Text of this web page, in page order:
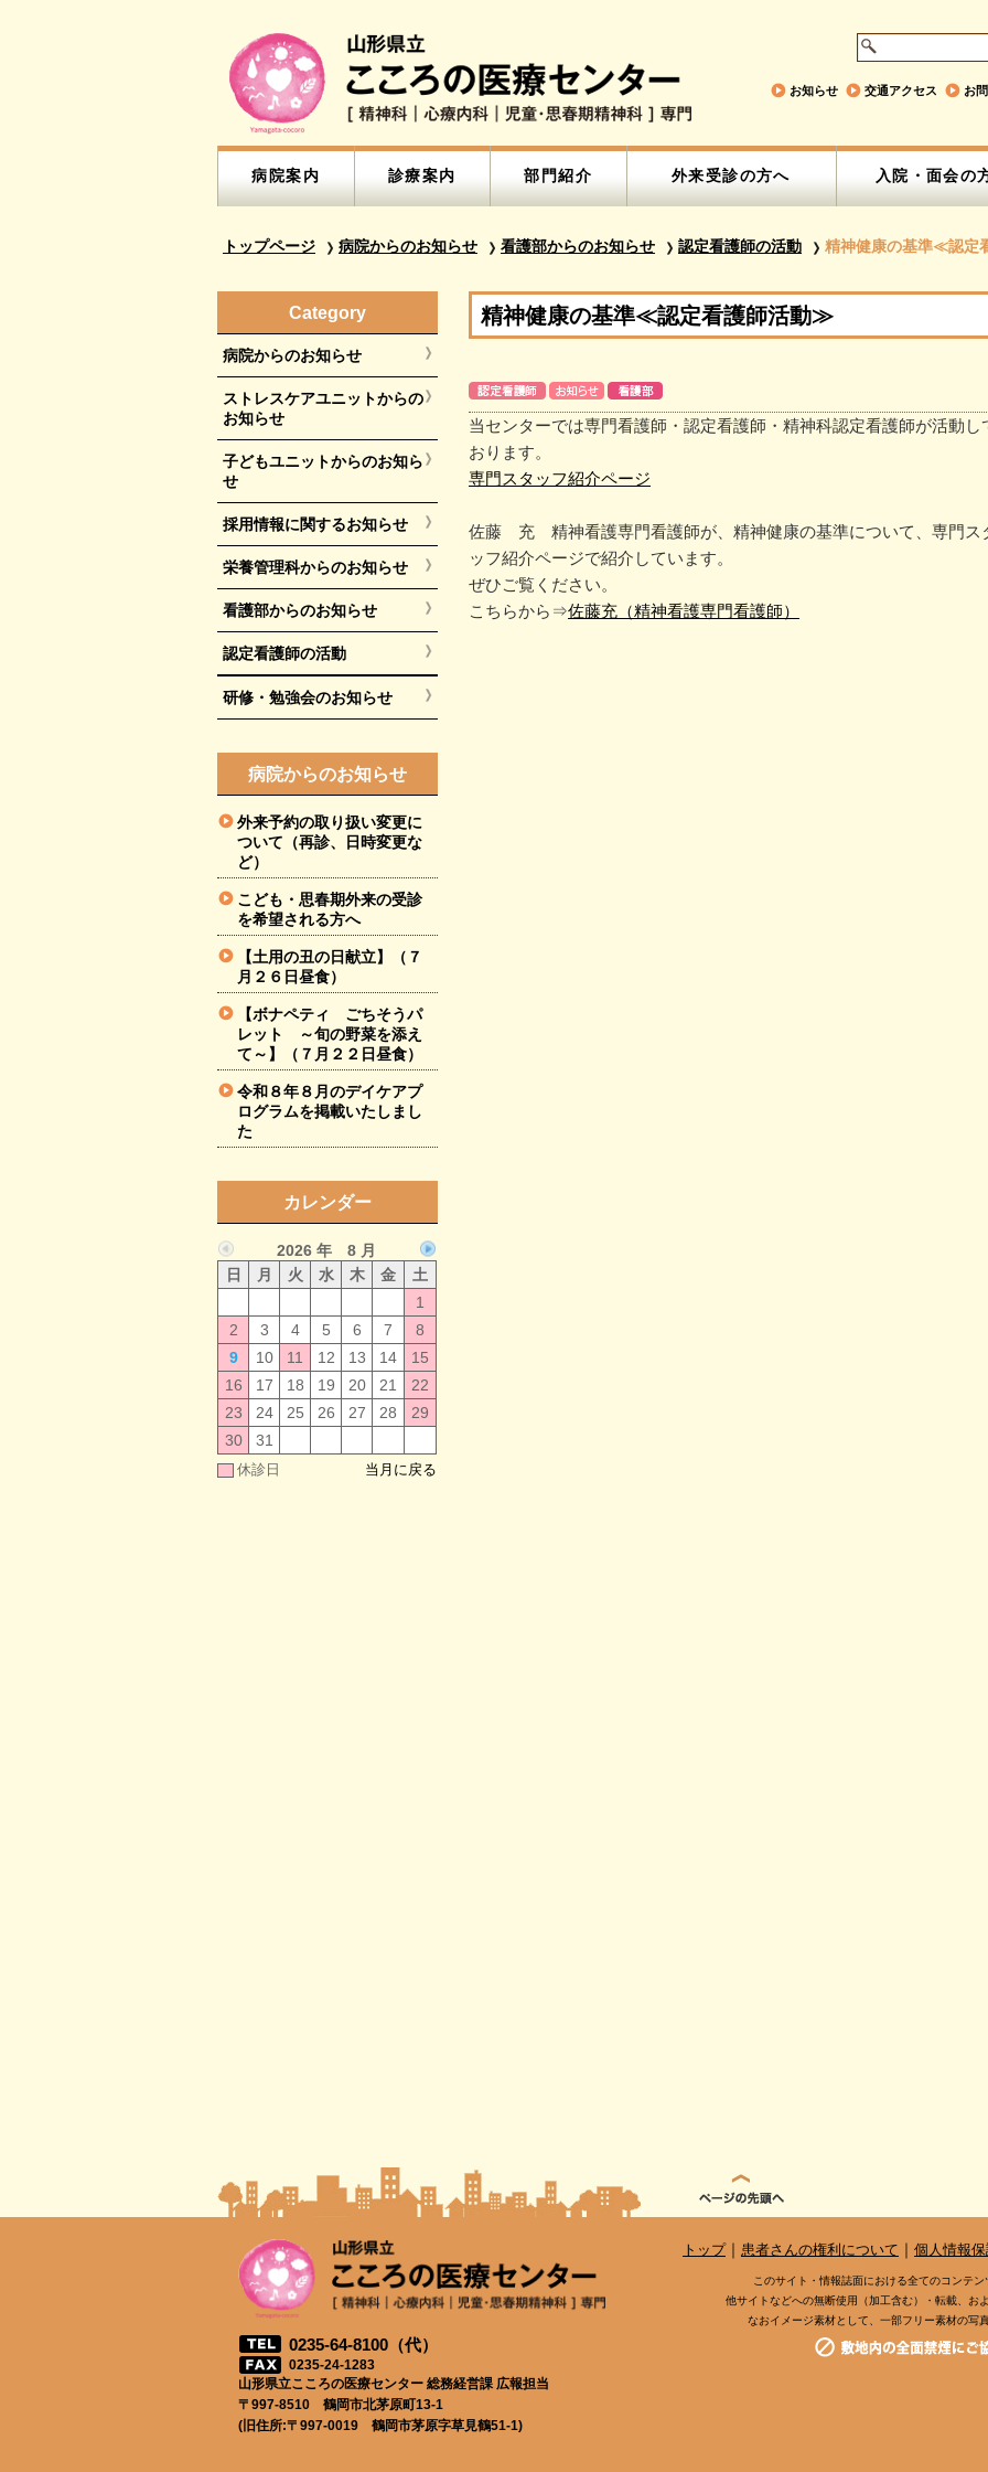
お知らせ 交通アクセス お
病院案内 診療案内 部門紹介 外来受診の方へ 入院・面会の
トップページ 病院からのお知らせ 看護部からのお知らせ 認定看護師の活動 精神健康の基準≪認定
精神健康の基準≪認定看護師活動≫
当センターでは専門看護師・認定看護師・精神科認定看護師が活動し
おります。
専門スタッフ紹介ページ
佐藤 充 精神看護専門看護師が、精神健康の基準について、専門ス
ッフ紹介ページで紹介しています。
ぜひご覧ください。
こちらから⇒佐藤充（精神看護専門看護師）
Category
病院からのお知らせ
ストレスケアユニットからの
お知らせ
子どもユニットからのお知ら
せ
採用情報に関するお知らせ
栄養管理科からのお知らせ
看護部からのお知らせ
認定看護師の活動
研修・勉強会のお知らせ
病院からのお知らせ
外来予約の取り扱い変更に
ついて（再診、日時変更な
ど）
こども・思春期外来の受診
を希望される方へ
【土用の丑の日献立】（７
月２６日昼食）
【ボナペティ ごちそうパ
レット ～旬の野菜を添え
て～】（７月２２日昼食）
令和８年８月のデイケアプ
ログラムを掲載いたしまし
た
カレンダー
2026 年 8 月
日
月 火 水 木 金
土
1
2
3 4 5 6 7
8
9
10 11 12 13 14
15
16
17 18 19 20 21
22
23
24 25 26 27 28
29
30
31
休診日 当月に戻る
トップ｜ 患者さんの権利について ｜ 個人情報
このサイト・情報誌面における全てのコンテ
他サイトなどへの無断使用（加工含む）・転載、お
なおイメージ素材として、一部フリー素材の写
0235-64-8100（代）
0235-24-1283
山形県立こころの医療センター 総務経営課 広報担当
〒997-8510 鶴岡市北茅原町13-1
(旧住所:〒997-0019 鶴岡市茅原字草見鶴51-1)